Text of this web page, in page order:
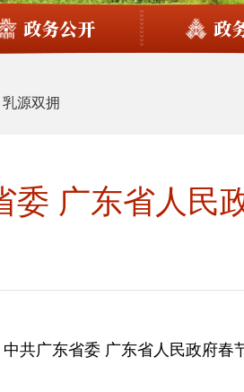
政务公开 政
乳源双拥
委 广东省人民
中共广东省委 广东省人民政府春